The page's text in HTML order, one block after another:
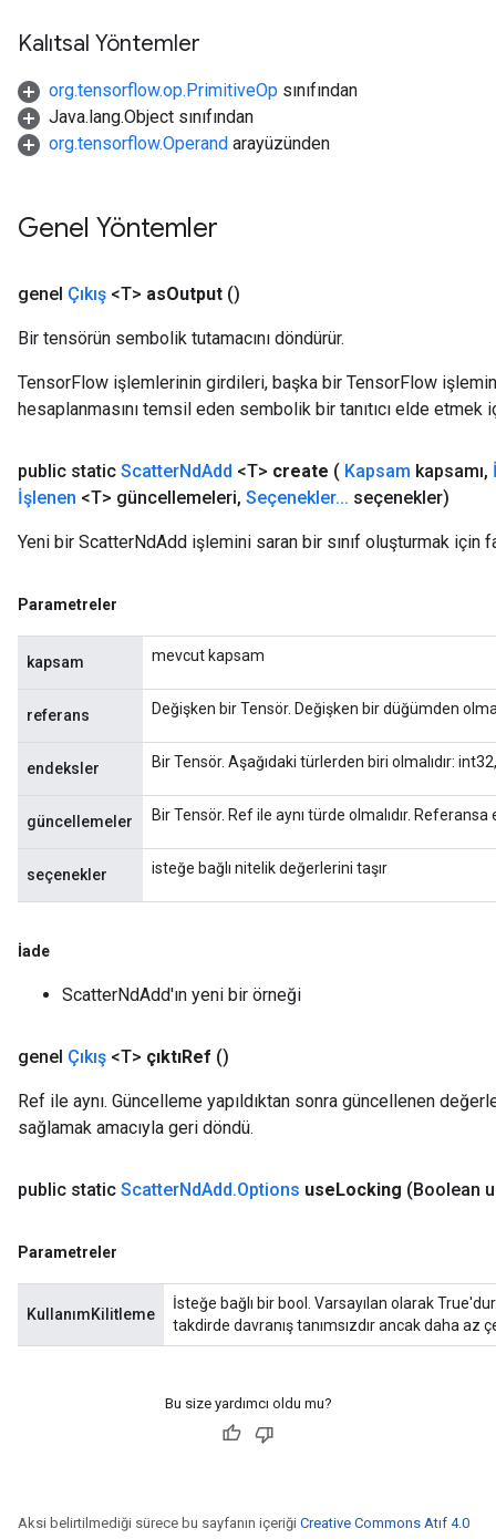
Kalıtsal Yöntemler
org.tensorflow.op.PrimitiveOp sınıfından
Java.lang.Object sınıfından
org.tensorflow.Operand arayüzünden
Genel Yöntemler
genel Çıkış <T> asOutput ()
Bir tensörün sembolik tutamacını döndürür.
TensorFlow işlemlerinin girdileri, başka bir TensorFlow
hesaplanmasını temsil eden sembolik bir tanıtıcı elde etmek
public static ScatterNdAdd <T> create ( Kapsam kapsamı,
İşlenen <T> güncellemeleri, Seçenekler... seçenekler)
Yeni bir ScatterNdAdd işlemini saran bir sınıf oluşturmak için
Parametreler
kapsam mevcut kapsam
referans Değişken bir Tensör. Değişken bir düğümden
endeksler Bir Tensör. Aşağıdaki türlerden biri olmalıdır:
güncellemeler Bir Tensör. Ref ile aynı türde olmalıdır.
seçenekler isteğe bağlı nitelik değerlerini taşır
İade
ScatterNdAdd'ın yeni bir örneği
genel Çıkış <T> çıktıRef ()
Ref ile aynı. Güncelleme yapıldıktan sonra güncellenen
sağlamak amacıyla geri döndü.
public static ScatterNdAdd.Options useLocking (Boolean
Parametreler
KullanımKilitleme
İsteğe bağlı bir bool. Varsayılan olarak
takdirde davranış tanımsızdır ancak daha az
Bu size yardımcı oldu mu?
Aksi belirtilmediği sürece bu sayfanın içeriği Creative Commons Atıf 4.0